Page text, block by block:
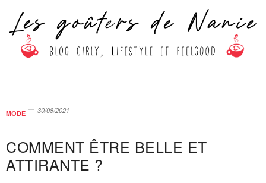
MODE 30/08/2021
COMMENT ÊTRE BELLE ET
ATTIRANTE ?